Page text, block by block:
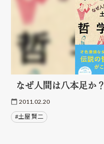
なぜ人間は八本足か？
2011.02.20
#土屋 賢二